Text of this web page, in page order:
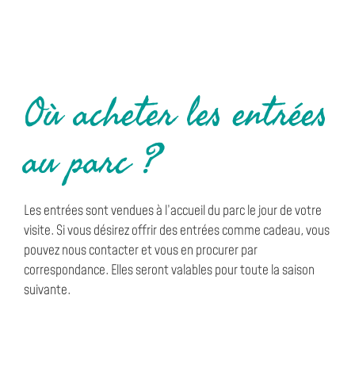
Où acheter les entrées
au parc ?
Les entrées sont vendues à l’accueil du parc le jour de votre
visite. Si vous désirez offrir des entrées comme cadeau, vous
pouvez nous contacter et vous en procurer par
correspondance. Elles seront valables pour toute la saison
suivante.